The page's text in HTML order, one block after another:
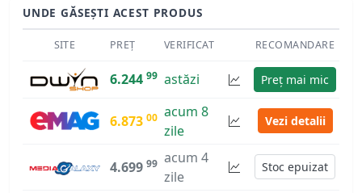
UNDE GĂSEȘTI ACEST PRODUS
SITE PREȚ VERIFICAT RECOMANDARE
6.244 99 astăzi Preț mai mic
6.873 00 acum 8
zile
Vezi detalii
4.699 99 acum 4
zile
Stoc epuizat